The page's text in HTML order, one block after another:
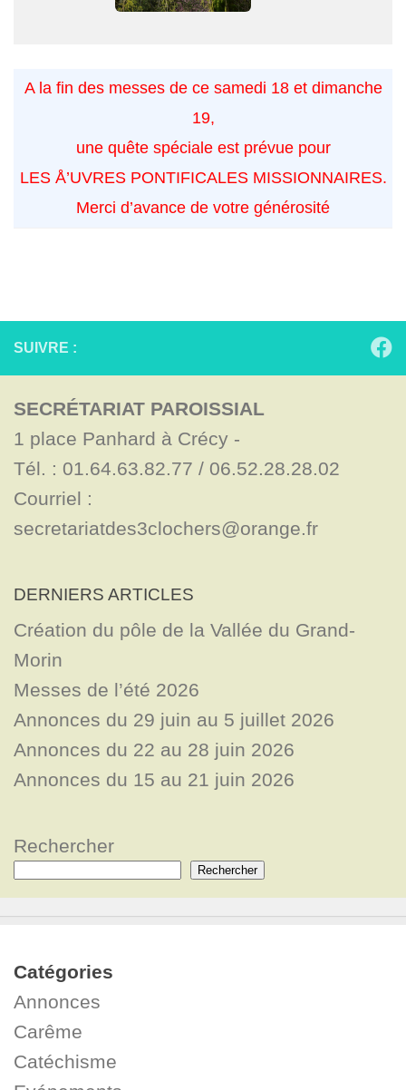
A la fin des messes de ce samedi 18 et dimanche
19,
une quête spéciale est prévue pour
LES Å’UVRES PONTIFICALES MISSIONNAIRES.
Merci d’avance de votre générosité
SUIVRE :
SECRÉTARIAT PAROISSIAL
1 place Panhard à Crécy -
Tél. : 01.64.63.82.77 / 06.52.28.28.02
Courriel :
secretariatdes3clochers@orange.fr
DERNIERS ARTICLES
Création du pôle de la Vallée du Grand-
Morin
Messes de l’été 2026
Annonces du 29 juin au 5 juillet 2026
Annonces du 22 au 28 juin 2026
Annonces du 15 au 21 juin 2026
Rechercher
Rechercher
Catégories
Annonces
Carême
Catéchisme